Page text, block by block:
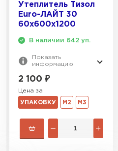
Утеплитель Тизол
Euro-ЛАЙТ 30
60х600х1200
В наличии 642 уп.
Показать
информацию
2 100 ₽
Цена за
УПАКОВКУ М2 М3